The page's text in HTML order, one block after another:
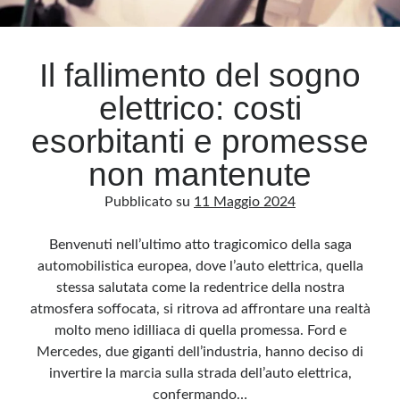
Archivio
Categorie
senza alcuna periodicità. Non può pertanto considerarsi un prodotto editoriale ai
pubblicato dai lettori nei commenti ai vari post. Saranno comunque cancellati quelli
ritenuti offensivi o lesivi dell’immagine o dell’onorabilità di terzi, di genere spam,
razzisti o che contengano dati personali non conformi al rispetto delle norme sulla
privacy. Alcune immagini inserite in questo blog sono tratte da Internet e, pertanto,
considerate di pubblico dominio. Qualora la loro pubblicazione violasse eventuali
diritti d’autore, vi invito a comunicarlo via e-mail a info[at]dinovalle.it e saranno
immediatamente rimosse. L’autore del blog non è responsabile dei siti collegati
tramite link né del loro contenuto, che può essere soggetto a variazioni nel tempo.
Il fallimento del sogno
elettrico: costi
esorbitanti e promesse
non mantenute
Pubblicato su 11 Maggio 2024
Benvenuti nell’ultimo atto tragicomico della saga
automobilistica europea, dove l’auto elettrica, quella
stessa salutata come la redentrice della nostra
atmosfera soffocata, si ritrova ad affrontare una realtà
molto meno idilliaca di quella promessa. Ford e
Mercedes, due giganti dell’industria, hanno deciso di
invertire la marcia sulla strada dell’auto elettrica,
confermando…